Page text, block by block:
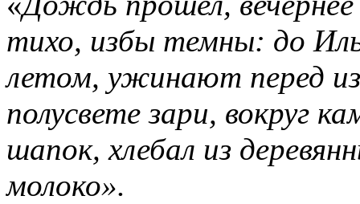
тихо, избы темны: до
летом, ужинают перед
полусвете зари, вокруг
шапок, хлебал из
молоко».